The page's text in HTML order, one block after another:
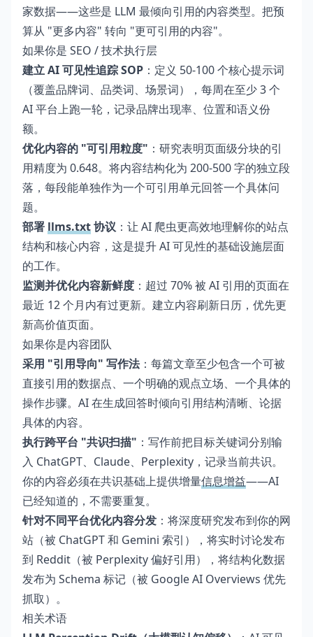
家数据——这些是 LLM 最倾向引用的内容类型。把预
算从 "更多内容" 转向 "更可引用的内容"。
如果你是 SEO / 技术执行层
建立 AI 可见性追踪 SOP ：定义 50-100 个核心提示词
（覆盖品牌词、品类词、场景词），每周在至少 3 个
AI 平台上跑一轮，记录品牌出现率、位置和语义份
额。
优化内容的 "可引用粒度" ：研究表明页面级分块的引
用精度为 0.648。将内容结构化为 200-500 字的独立段
落，每段能单独作为一个可引用单元回答一个具体问
题。
部署 llms.txt协议 ：让 AI 爬虫更高效地理解你的站点
结构和核心内容，这是提升 AI 可见性的基础设施层面
的工作。
监测并优化内容新鲜度 ：超过 70% 被 AI 引用的页面在
最近 12 个月内有过更新。建立内容刷新日历，优先更
新高价值页面。
如果你是内容团队
采用 "引用导向" 写作法：每篇文章至少包含一个可被
直接引用的数据点、一个明确的观点立场、一个具体的
操作步骤。AI 在生成回答时倾向引用结构清晰、论据
具体的内容。
执行跨平台 "共识扫描" ：写作前把目标关键词分别输
入 ChatGPT、Claude、Perplexity，记录当前共识。
你的内容必须在共识基础上提供增量信息增益——AI
已经知道的，不需要重复。
针对不同平台优化内容分发 ：将深度研究发布到你的网
站（被 ChatGPT 和 Gemini 索引），将实时讨论发布
到 Reddit（被 Perplexity 偏好引用），将结构化数据
发布为 Schema 标记（被 Google AI Overviews 优先
抓取）。
相关术语